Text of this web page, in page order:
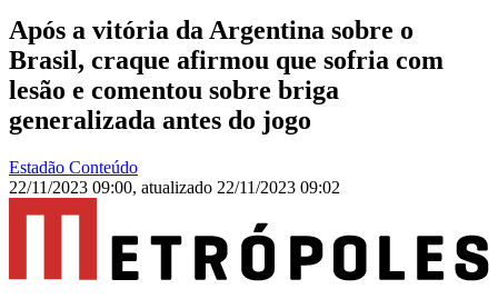
Após a vitória da Argentina sobre o
Brasil, craque afirmou que sofria com
lesão e comentou sobre briga
generalizada antes do jogo
Estadão Conteúdo
22/11/2023 09:00, atualizado 22/11/2023 09:02